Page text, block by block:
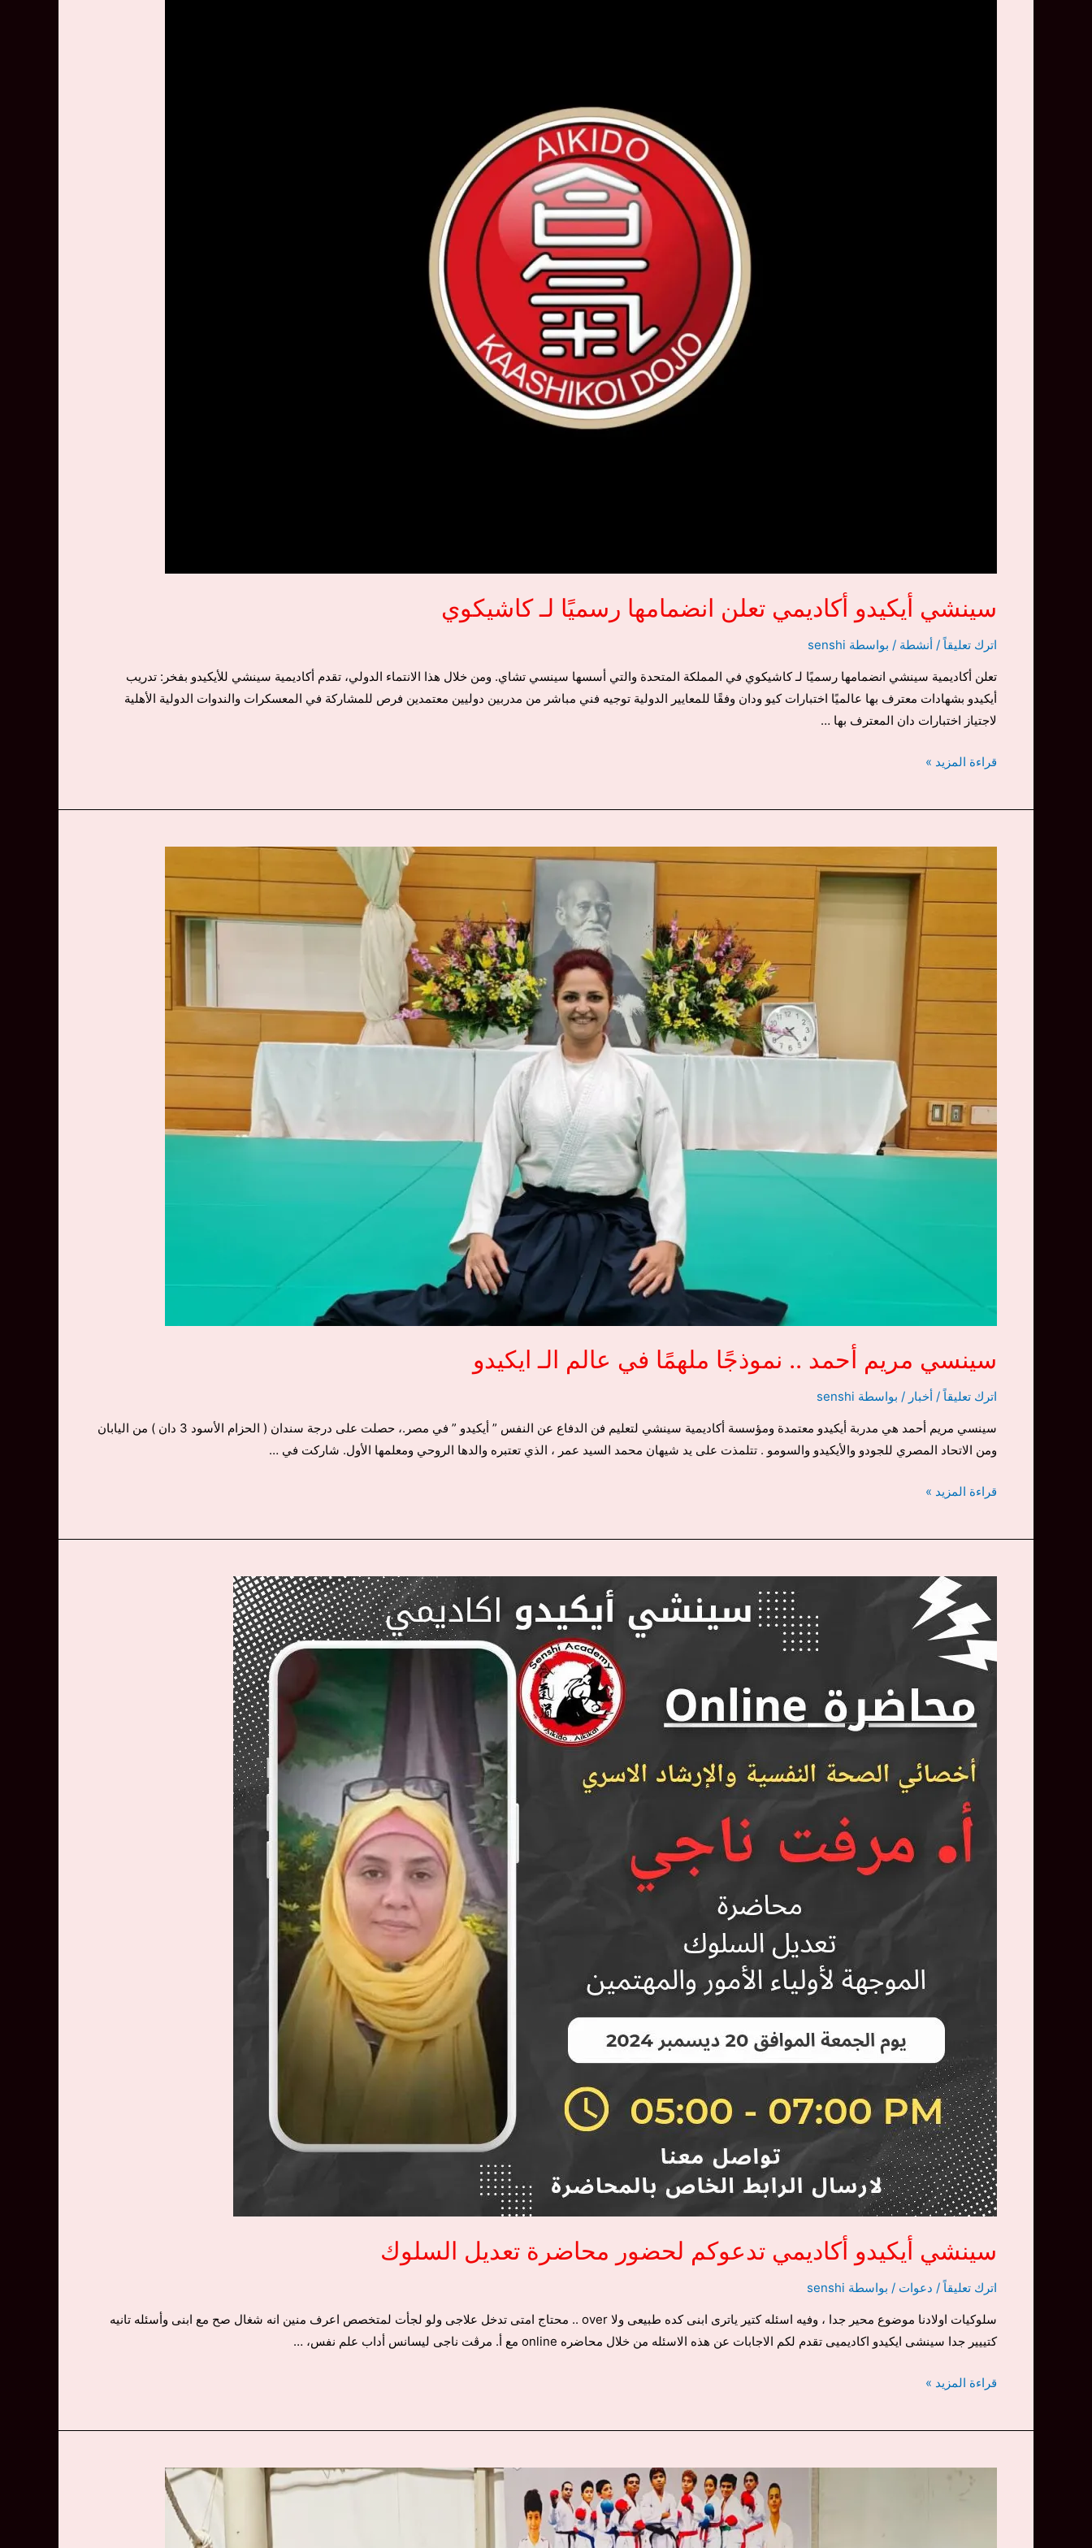
سينشي أيكيدو أكاديمي تعلن انضمامها رسميًا لـ كاشيكوي
اترك تعليقاً / أنشطة / بواسطة senshi
تعلن أكاديمية سينشي انضمامها رسميًا لـ كاشيكوي في المملكة المتحدة والتي أسسها سينسي تشاي. ومن خلال هذا الانتماء الدولي، تقدم أكاديمية سينشي للأيكيدو بفخر: تدريب
أيكيدو بشهادات معترف بها عالميًا اختبارات كيو ودان وفقًا للمعايير الدولية توجيه فني مباشر من مدربين دوليين معتمدين فرص للمشاركة في المعسكرات والندوات الدولية الأهلية
لاجتياز اختبارات دان المعترف بها …
سينشي
انضمامها
رسميًا
قراءة المزيد »
سينسي مريم أحمد .. نموذجًا ملهمًا في عالم الـ ايكيدو
اترك تعليقاً / أخبار / بواسطة senshi
سينسي مريم أحمد هي مدربة أيكيدو معتمدة ومؤسسة أكاديمية سينشي لتعليم فن الدفاع عن النفس ” أيكيدو ” في مصر.، حصلت على درجة سندان ( الحزام الأسود 3 دان ) من اليابان
ومن الاتحاد المصري للجودو والأيكيدو والسومو . تتلمذت على يد شيهان محمد السيد عمر ، الذي تعتبره والدها الروحي ومعلمها الأول. شاركت في …
سينسي
نموذجًا
ملهمًا
في
عالم
الـ
قراءة المزيد »
سينشي أيكيدو أكاديمي تدعوكم لحضور محاضرة تعديل السلوك
اترك تعليقاً / دعوات / بواسطة senshi
سلوكيات اولادنا موضوع محير جدا ، وفيه اسئله كتير ياترى ابنى كده طبيعى ولا over .. محتاج امتى تدخل علاجى ولو لجأت لمتخصص اعرف منين انه شغال صح مع ابنى وأسئله تانيه
كتييير جدا سينشى ايكيدو اكاديميى تقدم لكم الاجابات عن هذه الاسئله من خلال محاضره online مع أ. مرڤت ناجى ليسانس أداب علم نفس، …
سينشي
لحضور
قراءة المزيد »